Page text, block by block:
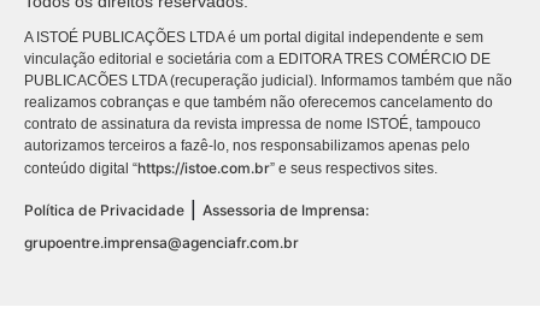
A ISTOÉ PUBLICAÇÕES LTDA é um portal digital independente e sem
vinculação editorial e societária com a EDITORA TRES COMÉRCIO DE
PUBLICACÕES LTDA (recuperação judicial). Informamos também que não
realizamos cobranças e que também não oferecemos cancelamento do
contrato de assinatura da revista impressa de nome ISTOÉ, tampouco
autorizamos terceiros a fazê-lo, nos responsabilizamos apenas pelo
conteúdo digital “https://istoe.com.br” e seus respectivos sites.
Política de Privacidade
Assessoria de Imprensa:
grupoentre.imprensa@agenciafr.com.br